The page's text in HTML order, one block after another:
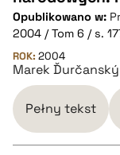
pobierz cytat
BIBTEX
pobierz cytat
Opublikowano w:
2004 / Tom 6 / s.
ROK: 2004
Marek Ďurčanský
Pełny tekst